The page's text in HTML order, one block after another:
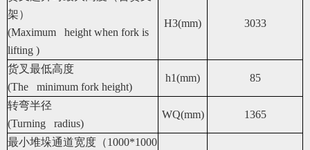
架）
(Maximum height when fork is
lifting )
H3(mm) 3033
货叉最低高度
(The minimum fork height)
h1(mm) 85
转弯半径
(Turning radius)
WQ(mm) 1365
最小堆垛通道宽度（1000*1000